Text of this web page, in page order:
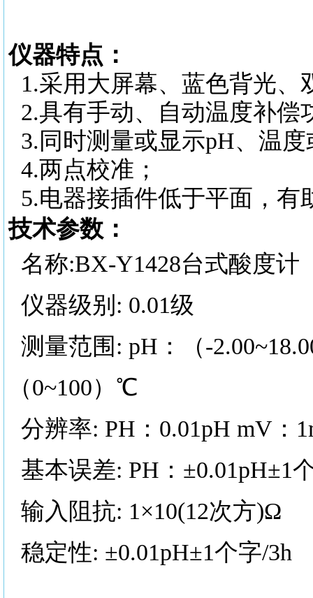
仪器特点：
1.采用大屏幕、蓝色背光、
2.具有手动、自动温度补偿
3.同时测量或显示pH、温
4.两点校准；
5.电器接插件低于平面，有
技术参数：
名称:BX-Y1428台式酸度
仪器级别 : 0.01级
测量范围 : pH：（-
（0~100）℃
分辨率: PH：0.01pH mV：
基本误差: PH：±0.01pH±1
输入阻抗: 1×10(12次方)Ω
稳定性: ±0.01pH±1个字/3h